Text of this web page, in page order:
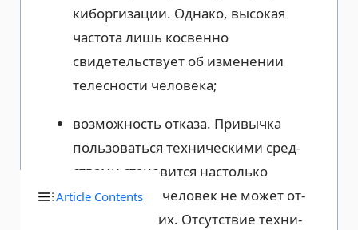
Article Contents
киборгизации. Однако, высокая
часто­та лишь косвенно
свидетельствует об изменении
телесности человека;
возможность отказа. Привычка
пользоваться техническими сред­
ствами становится настолько
сильной, что человек не может от­
казаться от них. Отсутствие техни­